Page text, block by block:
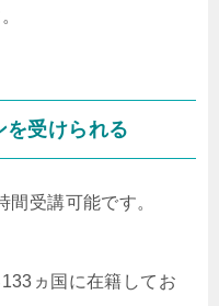
を受けられる
受講可能です。
ヵ国に在籍してお